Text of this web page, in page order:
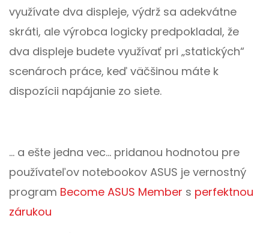
využívate dva displeje, výdrž sa adekvátne
skráti, ale výrobca logicky predpokladal, že
dva displeje budete využívať pri „statických“
scenároch práce, keď väčšinou máte k
dispozícii napájanie zo siete.
... a ešte jedna vec... pridanou hodnotou pre
používateľov notebookov ASUS je vernostný
program Become ASUS Member s perfektnou
zárukou